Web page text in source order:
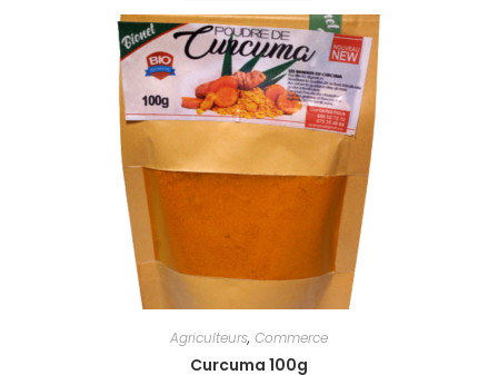
Agriculteurs, Commerce
Curcuma 100g